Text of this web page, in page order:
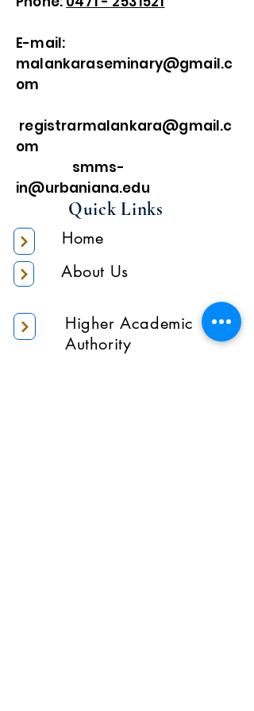
E-mail:
malankaraseminary@gmail.c
om
registrarmalankara@gmail.c
om
smms-
in@urbaniana.edu
Quick Links
Home
About Us
Higher Academic
Authority